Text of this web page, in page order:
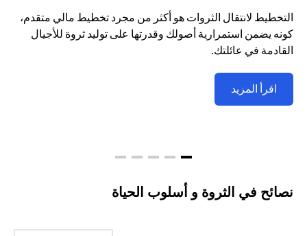
التخطيط لانتقال الثروات هو أكثر من مجرد تخطيط مالي متقدم،
كونه يضمن استمرارية أصولك وقدرتها على توليد ثروة للأجيال
القادمة في عائلتك.
اقرأ المزيد
نصائح في الثروة و أسلوب الحياة